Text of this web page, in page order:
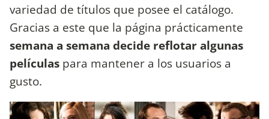
variedad de títulos que posee el catálogo.
Gracias a este que la página prácticamente
semana a semana decide reflotar algunas
películas para mantener a los usuarios a
gusto.